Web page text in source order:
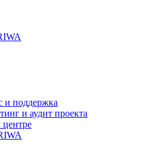
и поддержка
и аудит проекта